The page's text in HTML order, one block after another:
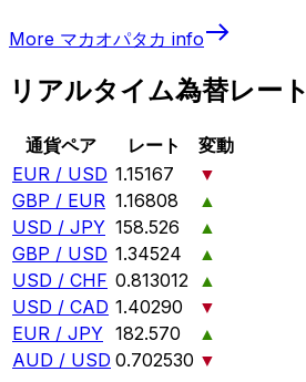
More マカオパタカ info
リアルタイム為替レート
通貨ペア レート
変動
EUR / USD 1.15167
▼
GBP / EUR 1.16808
▲
USD / JPY 158.526
▲
GBP / USD 1.34524
▲
USD / CHF 0.813012 ▲
USD / CAD 1.40290
▼
EUR / JPY 182.570
▲
AUD / USD 0.702530 ▼